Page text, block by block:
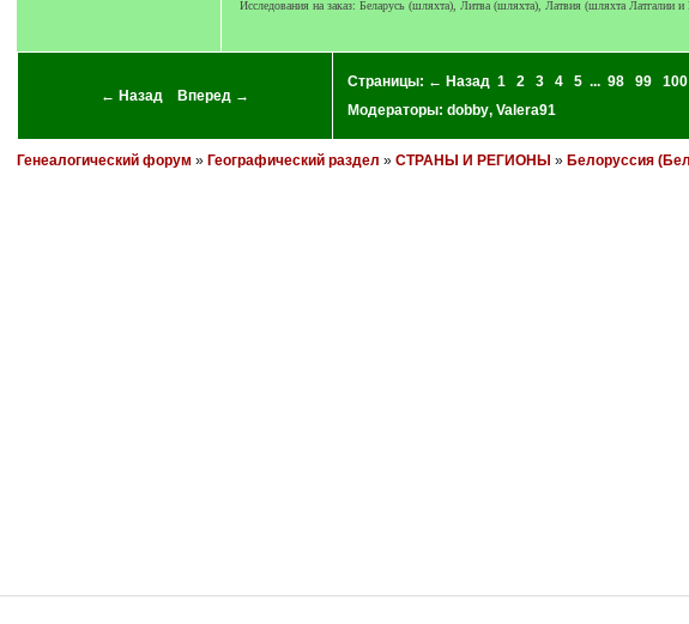
Исследования на заказ: Беларусь (шляхта), Литва (шляхта), Латвия (шляхта
← Назад Вперед →
Страницы: ← Назад 1 2 3 4 5 ... 98 99 100
Модераторы: dobby, Valera91
Генеалогический форум » Географический раздел » СТРАНЫ И РЕГИОНЫ » Белоруссия